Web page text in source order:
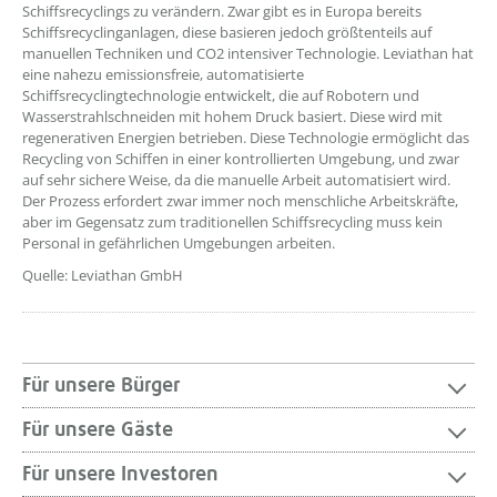
Schiffsrecyclings zu verändern. Zwar gibt es in Europa bereits
Schiffsrecyclinganlagen, diese basieren jedoch größtenteils auf
manuellen Techniken und CO2 intensiver Technologie. Leviathan hat
eine nahezu emissionsfreie, automatisierte
Schiffsrecyclingtechnologie entwickelt, die auf Robotern und
Wasserstrahlschneiden mit hohem Druck basiert. Diese wird mit
regenerativen Energien betrieben. Diese Technologie ermöglicht das
Recycling von Schiffen in einer kontrollierten Umgebung, und zwar
auf sehr sichere Weise, da die manuelle Arbeit automatisiert wird.
Der Prozess erfordert zwar immer noch menschliche Arbeitskräfte,
aber im Gegensatz zum traditionellen Schiffsrecycling muss kein
Personal in gefährlichen Umgebungen arbeiten.
Quelle: Leviathan GmbH
Für unsere Bürger
Für unsere Gäste
Für unsere Investoren